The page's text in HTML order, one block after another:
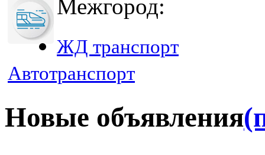
Межгород:
ЖД транспорт
Автотранспорт
Новые объявления